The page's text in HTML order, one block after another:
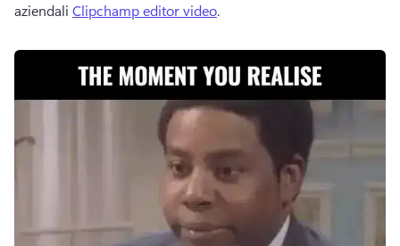
aziendali Clipchamp editor video.